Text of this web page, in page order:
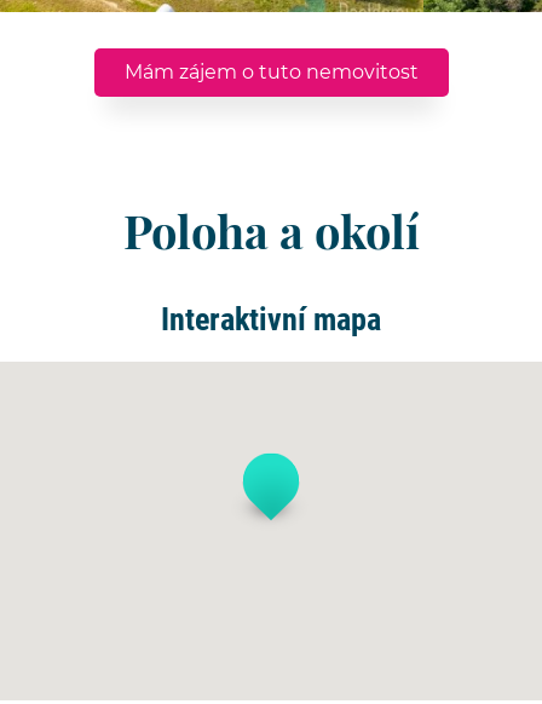
Mám zájem o tuto nemovitost
Poloha a okolí
Interaktivní mapa